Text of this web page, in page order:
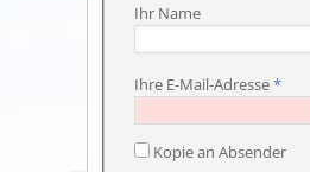
Ihr Name
Ihre E-Mail-Adresse*
Kopie an Absender